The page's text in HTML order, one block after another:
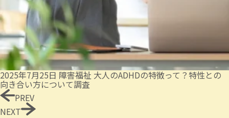
2025年7月25日 障害福祉 大人のADHDの特徴って？特性との
向き合い方について調査
PREV
NEXT